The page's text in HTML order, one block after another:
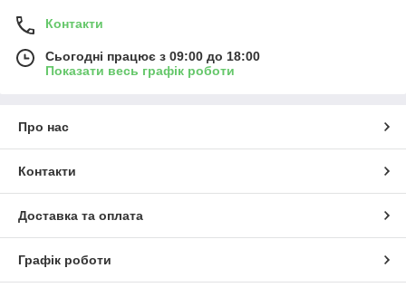
Контакти
Сьогодні працює з 09:00 до 18:00
Показати весь графік роботи
Про нас
Контакти
Доставка та оплата
Графік роботи